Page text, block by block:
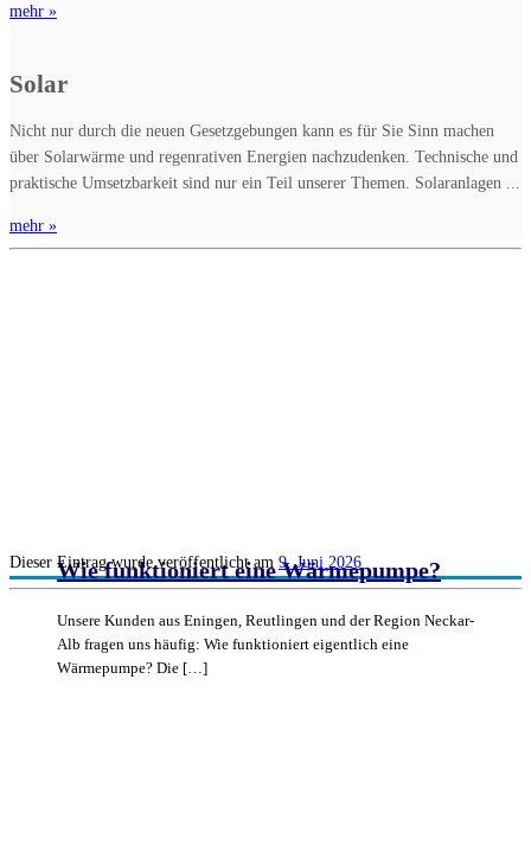
mehr »
Solar
Nicht nur durch die neuen Gesetzgebungen kann es für Sie Sinn machen
über Solarwärme und regenrativen Energien nachzudenken. Technische und
praktische Umsetzbarkeit sind nur ein Teil unserer Themen. Solaranlagen ...
mehr »
Wie funktioniert eine Wärmepumpe?
Unsere Kunden aus Eningen, Reutlingen und der Region Neckar-
Alb fragen uns häufig: Wie funktioniert eigentlich eine
Wärmepumpe? Die […]
Dieser Eintrag wurde veröffentlicht am 9. Juni 2026